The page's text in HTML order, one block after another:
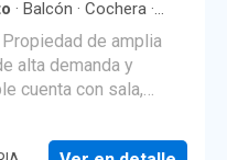
· Balcón · Cochera ·
de amplia
alta demanda y
cuenta con sala,
y baño independiente.